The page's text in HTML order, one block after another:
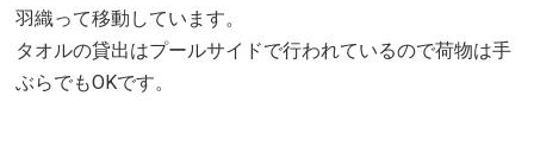
羽織って移動しています。
タオルの貸出はプールサイドで行われているので荷物は手
ぶらでもOKです。